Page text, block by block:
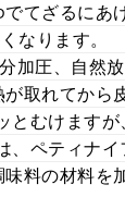
てざるにあ
なります。
加圧、自然放
取れてから
むけますが
ペティナ
味料の材料